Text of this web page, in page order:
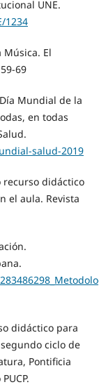
UNE.
1234
Música. El
69
Mundial de la
en todas
salud-2019
recurso didáctico
el aula. Revista
didáctico para
ciclo de
Pontificia